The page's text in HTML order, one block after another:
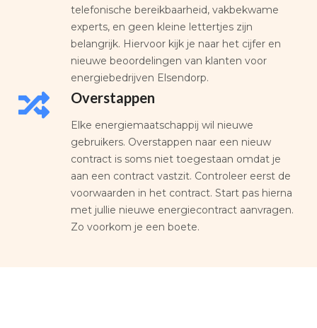
telefonische bereikbaarheid, vakbekwame
experts, en geen kleine lettertjes zijn
belangrijk. Hiervoor kijk je naar het cijfer en
nieuwe beoordelingen van klanten voor
energiebedrijven Elsendorp.
Overstappen
Elke energiemaatschappij wil nieuwe
gebruikers. Overstappen naar een nieuw
contract is soms niet toegestaan omdat je
aan een contract vastzit. Controleer eerst de
voorwaarden in het contract. Start pas hierna
met jullie nieuwe energiecontract aanvragen.
Zo voorkom je een boete.